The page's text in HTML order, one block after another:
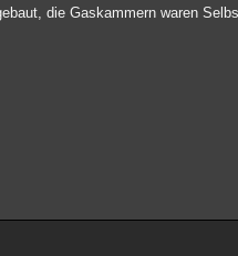
die Gaskammern waren